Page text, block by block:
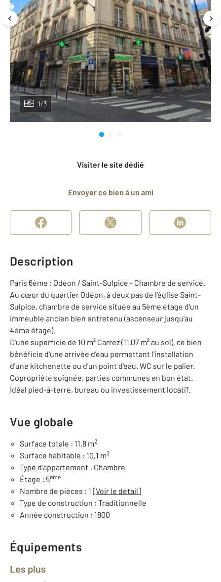
1/3
Visiter le site dédié
Envoyer ce bien à un ami
Description
Paris 6ème : Odéon / Saint-Sulpice - Chambre de service.
Au cœur du quartier Odéon, à deux pas de l'église Saint-
Sulpice, chambre de service située au 5ème étage d'un
immeuble ancien bien entretenu (ascenseur jusqu'au
4ème étage).
D'une superficie de 10 m² Carrez (11,07 m² au sol), ce bien
bénéficie d'une arrivée d'eau permettant l'installation
d'une kitchenette ou d'un point d'eau. WC sur le palier.
Copropriété soignée, parties communes en bon état.
Idéal pied-à-terre, bureau ou investissement locatif.
Vue globale
Surface totale : 11,8 m2
Surface habitable : 10,1 m2
Type d'appartement : Chambre
Étage : 5ème
Nombre de pièces : 1 [Voir le détail]
Type de construction : Traditionnelle
Année construction : 1800
Équipements
Les plus